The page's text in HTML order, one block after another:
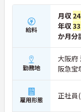
給料
月収
年収
か月分
勤務地
大阪府
阪急宝
雇用形態 正社員